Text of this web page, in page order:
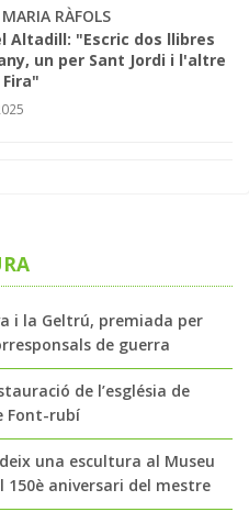
MARIA RÀFOLS
Altadill: "Escric dos llibres
un per Sant Jordi i l'altre
i la Geltrú, premiada per
de guerra
de l’església de
Font-rubí
una escultura al Museu
150è aniversari del mestre